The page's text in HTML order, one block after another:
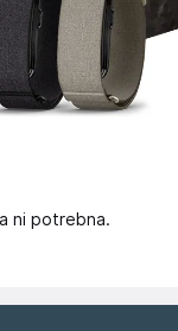
ni potrebna.